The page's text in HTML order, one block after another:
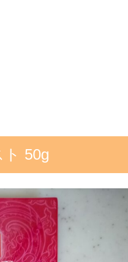
50g